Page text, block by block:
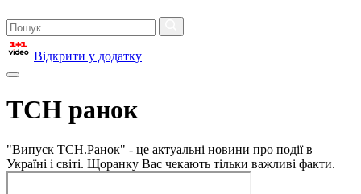
Відкрити у додатку
ТСН ранок
"Випуск ТСН.Ранок" - це актуальні новини про події в
Україні і світі. Щоранку Вас чекають тільки важливі факти.